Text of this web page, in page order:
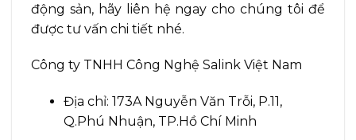
động sản, hãy liên hệ ngay cho chúng tôi để
được tư vấn chi tiết nhé.
Công ty TNHH Công Nghệ Salink Việt Nam
Địa chỉ: 173A Nguyễn Văn Trỗi, P.11,
Q.Phú Nhuận, TP.Hồ Chí Minh